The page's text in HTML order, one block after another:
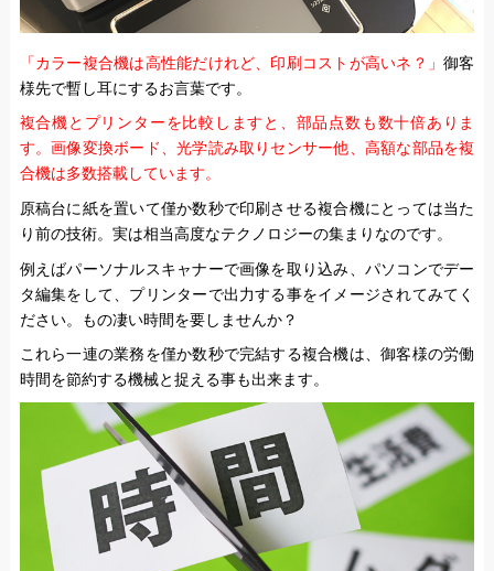
「カラー複合機は高性能だけれど、印刷コストが高いネ？」御客
様先で暫し耳にするお言葉です。
複合機とプリンターを比較しますと、部品点数も数十倍ありま
す。画像変換ボード、光学読み取りセンサー他、高額な部品を複
合機は多数搭載しています。
原稿台に紙を置いて僅か数秒で印刷させる複合機にとっては当た
り前の技術。実は相当高度なテクノロジーの集まりなのです。
例えばパーソナルスキャナーで画像を取り込み、パソコンでデー
タ編集をして、プリンターで出力する事をイメージされてみてく
ださい。もの凄い時間を要しませんか？
これら一連の業務を僅か数秒で完結する複合機は、御客様の労働
時間を節約する機械と捉える事も出来ます。